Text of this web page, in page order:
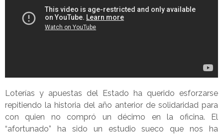
Loterías y apuestas del Estado ha querido esforzarse
repitiendo la historia del año anterior de solidaridad para
con quien no compró un décimo en la oficina. El
“afortunado” ha sido un estudio sueco que nos ha